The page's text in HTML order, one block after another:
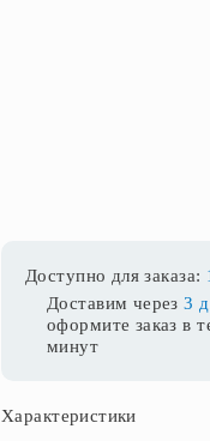
Доступно для заказа:
Доставим через3
оформите заказ в
минут
Характеристики